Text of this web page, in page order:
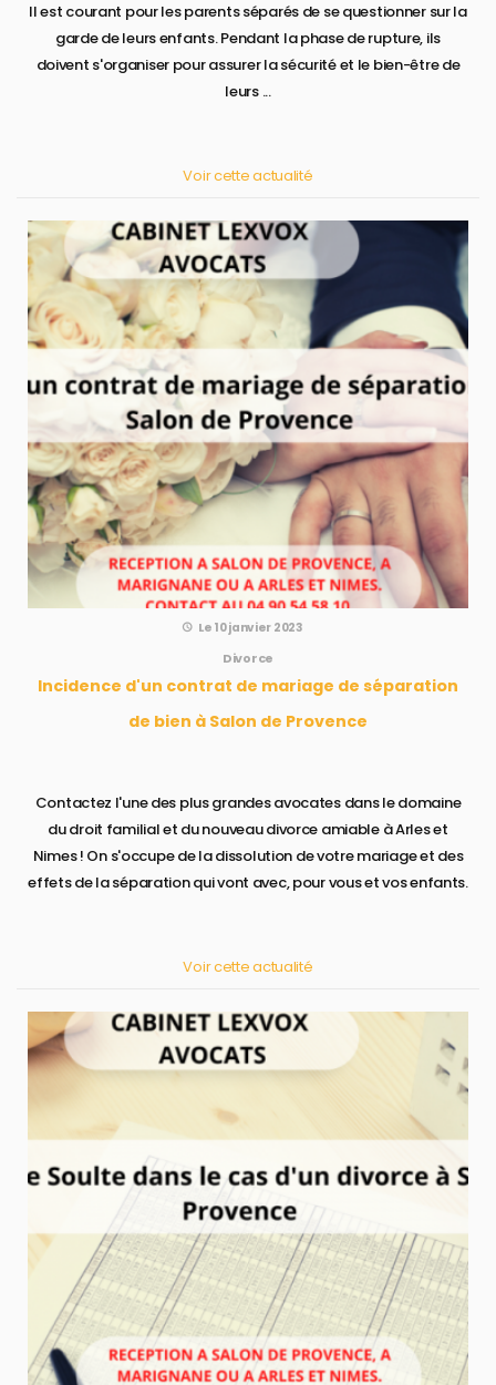
Il est courant pour les parents séparés de se questionner sur la
garde de leurs enfants. Pendant la phase de rupture, ils
doivent s'organiser pour assurer la sécurité et le bien-être de
leurs ...
Voir cette actualité
Le 10 janvier 2023
Divorce
Incidence d'un contrat de mariage de séparation
de bien à Salon de Provence
Contactez l'une des plus grandes avocates dans le domaine
du droit familial et du nouveau divorce amiable à Arles et
Nimes ! On s'occupe de la dissolution de votre mariage et des
effets de la séparation qui vont avec, pour vous et vos enfants.
Voir cette actualité